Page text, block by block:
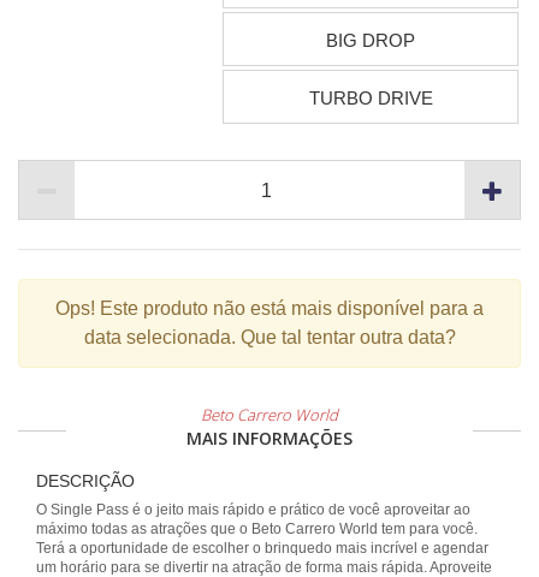
BIG DROP
TURBO DRIVE
Ops! Este produto não está mais disponível para a
data selecionada. Que tal tentar outra data?
Beto Carrero World
MAIS INFORMAÇÕES
DESCRIÇÃO
O Single Pass é o jeito mais rápido e prático de você aproveitar ao
máximo todas as atrações que o Beto Carrero World tem para você.
Terá a oportunidade de escolher o brinquedo mais incrível e agendar
um horário para se divertir na atração de forma mais rápida. Aproveite